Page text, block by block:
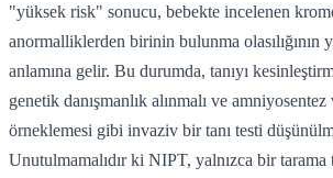
"yüksek risk" sonucu, bebekte incelenen
anormalliklerden birinin bulunma olasılığının
anlamına gelir. Bu durumda, tanıyı
genetik danışmanlık alınmalı ve
örneklemesi gibi invaziv bir tanı testi
Unutulmamalıdır ki NIPT, yalnızca bir tarama